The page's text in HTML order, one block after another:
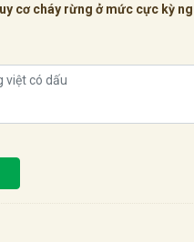
cơ cháy rừng ở mức cực kỳ